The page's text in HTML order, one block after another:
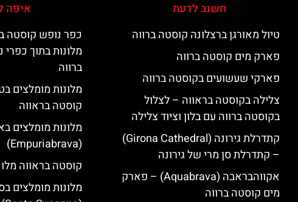
חשוב לדעת
טיול מאורגן ברצלונה קוסטה ברווה
פארק מים קוסטה ברווה
פארקי שעשועים בקוסטה ברווה
צלילה בקוסטה בראווה – לצלול
בקוסטה ברווה עם בלון וציוד צלילה
קתדרלת גירונה (Girona Cathedral)
– קתדרלת סן מרי של גירונה
אקווהבראבה (Aquabrava) – פארק
מים קוסטה ברווה
איפה
כפר נופש קוסטה
מלונות בתוך
ברווה
קוסטה בראווה
מלונות מומלצים
(Empuriabrava)
קוסטה בראווה
מלונות מומלצים